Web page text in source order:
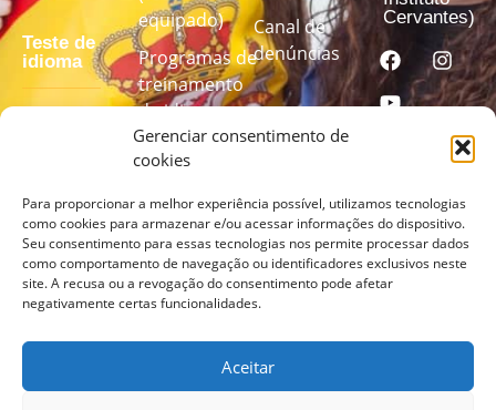
Gerenciar consentimento de
cookies
Para proporcionar a melhor experiência possível, utilizamos tecnologias
como cookies para armazenar e/ou acessar informações do dispositivo.
Seu consentimento para essas tecnologias nos permite processar dados
como comportamento de navegação ou identificadores exclusivos neste
site. A recusa ou a revogação do consentimento pode afetar
negativamente certas funcionalidades.
Aceitar
Teste de
idioma
descobrir
seu nível
FAÇA
O
AQUI
equipado)
Programas de
treinamento
de idiomas
personalizados
Canal de
denúncias
Cervantes)